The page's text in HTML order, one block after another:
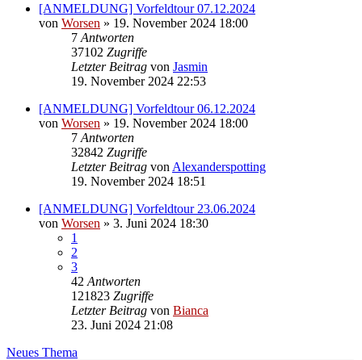
[ANMELDUNG] Vorfeldtour 07.12.2024
von Worsen » 19. November 2024 18:00
7 Antworten
37102 Zugriffe
Letzter Beitrag von Jasmin
19. November 2024 22:53
[ANMELDUNG] Vorfeldtour 06.12.2024
von Worsen » 19. November 2024 18:00
7 Antworten
32842 Zugriffe
Letzter Beitrag von Alexanderspotting
19. November 2024 18:51
[ANMELDUNG] Vorfeldtour 23.06.2024
von Worsen » 3. Juni 2024 18:30
1
2
3
42 Antworten
121823 Zugriffe
Letzter Beitrag von Bianca
23. Juni 2024 21:08
Neues Thema